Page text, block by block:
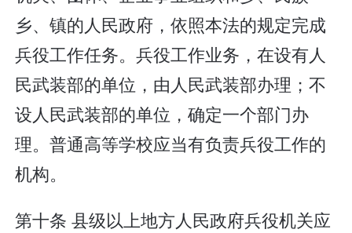
乡、镇的人民政府，依照本法的规定完成
兵役工作任务。兵役工作业务，在设有人
民武装部的单位，由人民武装部办理；不
设人民武装部的单位，确定一个部门办
理。普通高等学校应当有负责兵役工作的
机构。
第十条 县级以上地方人民政府兵役机关应